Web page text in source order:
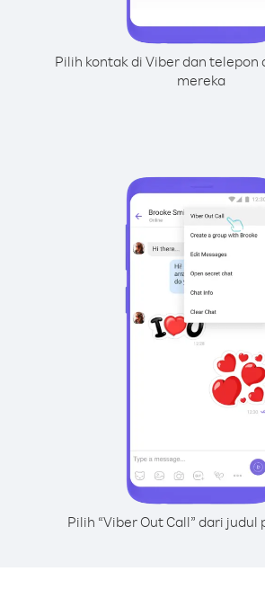
Pilih kontak di Viber dan telepon
mereka
Pilih “Viber Out Call” dari judul